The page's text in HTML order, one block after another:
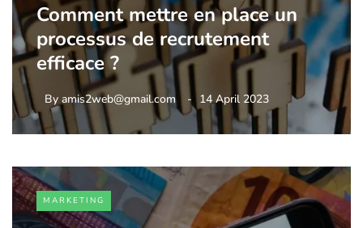
Comment mettre en place un
processus de recrutement
efficace ?
By amis2web@gmail.com 14 April 2023
MARKETING